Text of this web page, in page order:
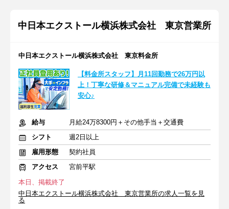
中日本エクストール横浜株式会社 東京営業所
中日本エクストール横浜株式会社 東京料金所
【料金所スタッフ】月11回勤務で26万円以
上！丁寧な研修＆マニュアル完備で未経験も
安心♪
給与
月給24万8300円＋その他手当＋交通費
シフト
週2日以上
雇用形態
契約社員
アクセス
宮前平駅
本日、掲載終了
中日本エクストール横浜株式会社 東京営業所の求人一覧を見
る